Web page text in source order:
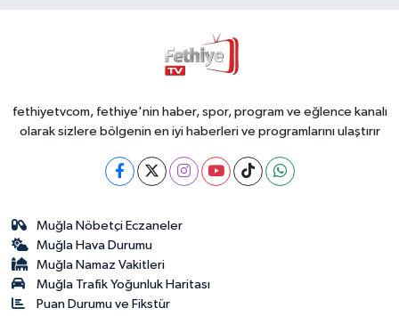
fethiyetvcom, fethiye'nin haber, spor, program ve eğlence kanalı
olarak sizlere bölgenin en iyi haberleri ve programlarını ulaştırır
Muğla Nöbetçi Eczaneler
Muğla Hava Durumu
Muğla Namaz Vakitleri
Muğla Trafik Yoğunluk Haritası
Puan Durumu ve Fikstür